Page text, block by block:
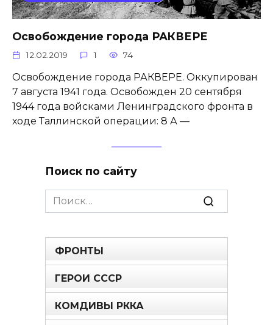
Освобождение города РАКВЕРЕ
12.02.2019 1 74
Освобождение города РАКВЕРЕ. Оккупирован
7 августа 1941 года. Освобожден 20 сентября
1944 года войсками Ленинградского фронта в
ходе Таллинской операции: 8 А —
Поиск по сайту
Search
for:
ФРОНТЫ
ГЕРОИ СССР
КОМДИВЫ РККА